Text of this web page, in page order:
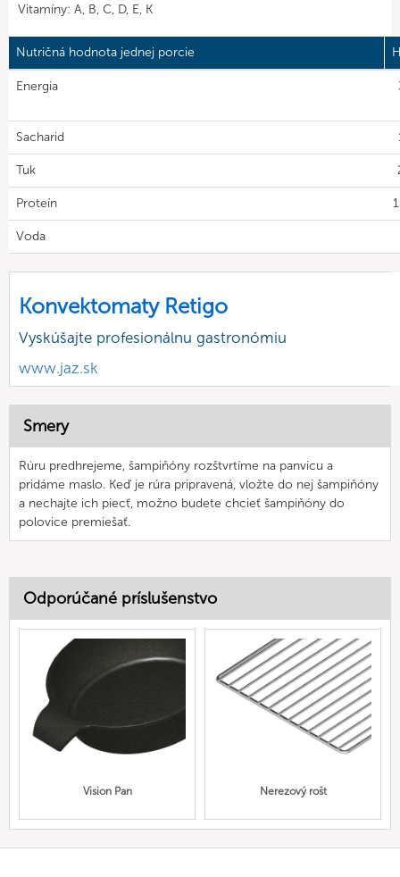
Vitamíny: A, B, C, D, E, K
Nutričná hodnota jednej porcie
Energia
Sacharid
Tuk
Proteín
Voda
Konvektomaty Retigo
Vyskúšajte profesionálnu gastronómiu
www.jaz.sk
Smery
Rúru predhrejeme, šampiňóny rozštvrtíme na panvicu a
pridáme maslo. Keď je rúra pripravená, vložte do nej šampiňóny
a nechajte ich piecť, možno budete chcieť šampiňóny do
polovice premiešať.
Odporúčané príslušenstvo
Vision Pan Nerezový rošt